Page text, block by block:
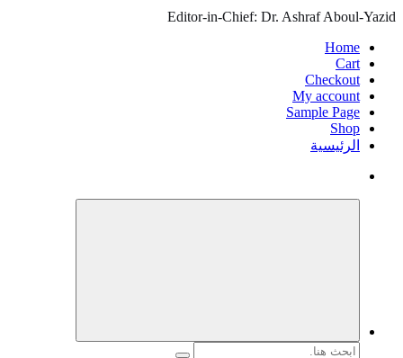
Editor-in-Chief: Dr. Ashraf Aboul-Yazid
Home
Cart
Checkout
My account
Sample Page
Shop
الرئيسية
البحث